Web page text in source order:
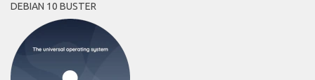
DEBIAN 10 BUSTER